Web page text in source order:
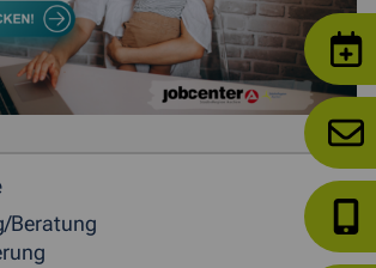
allgemeine Informationen
Beratung